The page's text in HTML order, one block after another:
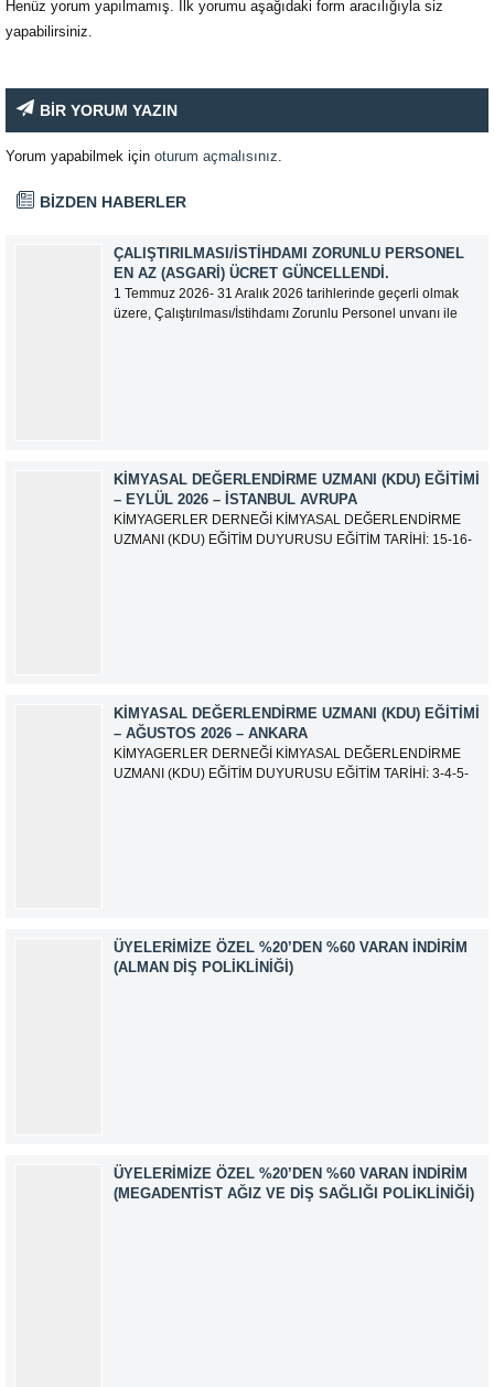
Henüz yorum yapılmamış. İlk yorumu aşağıdaki form aracılığıyla siz
yapabilirsiniz.
BİR YORUM YAZIN
Yorum yapabilmek için oturum açmalısınız
BİZDEN HABERLER
ÇALIŞTIRILMASI/İSTIHDAMI ZORUNLU PERSONEL
EN AZ (ASGARI) ÜCRET GÜNCELLENDI.
1 Temmuz 2026- 31 Aralık 2026 tarihlerinde geçerli olmak
üzere, Çalıştırılması/İstihdamı Zorunlu Personel unvanı ile
KIMYASAL DEĞERLENDIRME UZMANI (KDU) EĞITIMI
– EYLÜL 2026 – İSTANBUL AVRUPA
KİMYAGERLER DERNEĞİ KİMYASAL DEĞERLENDİRME
UZMANI (KDU) EĞİTİM DUYURUSU EĞİTİM TARİHİ: 15-16-
KIMYASAL DEĞERLENDIRME UZMANI (KDU) EĞITIMI
– AĞUSTOS 2026 – ANKARA
KİMYAGERLER DERNEĞİ KİMYASAL DEĞERLENDİRME
UZMANI (KDU) EĞİTİM DUYURUSU EĞİTİM TARİHİ: 3-4-5-
ÜYELERIMIZE ÖZEL %20’DEN %60 VARAN İNDIRIM
(ALMAN DIŞ POLIKLINIĞI)
ÜYELERIMIZE ÖZEL %20’DEN %60 VARAN İNDIRIM
(MEGADENTIST AĞIZ VE DIŞ SAĞLIĞI POLIKLINIĞI)